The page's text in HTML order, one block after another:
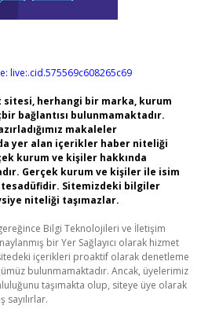
live:.cid.575569c608265c69
sitesi, herhangi bir marka, kurum
bağlantısı bulunmamaktadır.
makaleler
yer alan içerikler haber niteliği
kurum ve kişiler hakkında
Gerçek kurum ve kişiler ile isim
Sitemizdeki bilgiler
niteliği taşımazlar.
Bilgi Teknolojileri ve İletişim
bir Yer Sağlayıcı olarak hizmet
içerikleri proaktif olarak denetleme
bulunmamaktadır. Ancak, üyelerimiz
taşımakta olup, siteye üye olarak